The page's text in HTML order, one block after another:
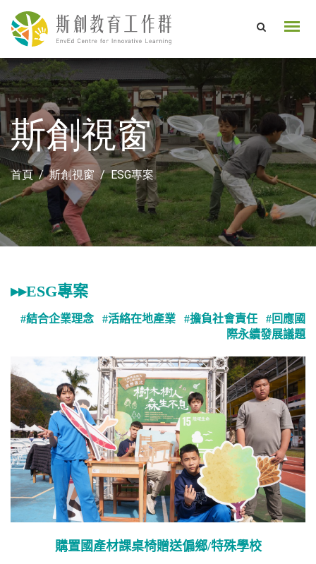
斯創視窗
首頁 斯創視窗 ESG專案
▸▸ESG專案
#結合企業理念 #活絡在地產業 #擔負社會責任 #回應國
際永續發展議題
購置國產材課桌椅贈送偏鄉/特殊學校